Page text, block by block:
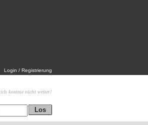
Login / Registrierung
ich komme nicht weiter!